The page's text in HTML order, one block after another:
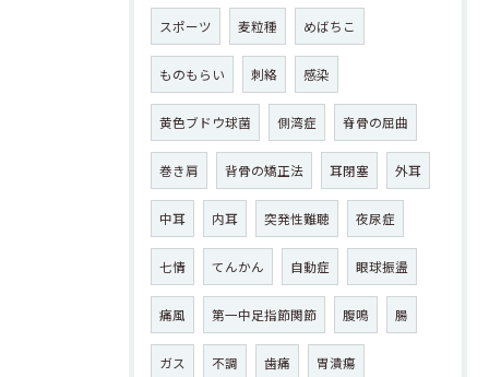
スポーツ 麦粒種 めばちこ
ものもらい 刺絡 感染
黄色ブドウ球菌 側湾症 脊骨の屈曲
巻き肩 背骨の矯正法 耳閉塞 外耳
中耳 内耳 突発性難聴 夜尿症
七情 てんかん 自動症 眼球振盪
痛風 第一中足指節関節 腹鳴 腸
ガス 不調 歯痛 胃潰瘍